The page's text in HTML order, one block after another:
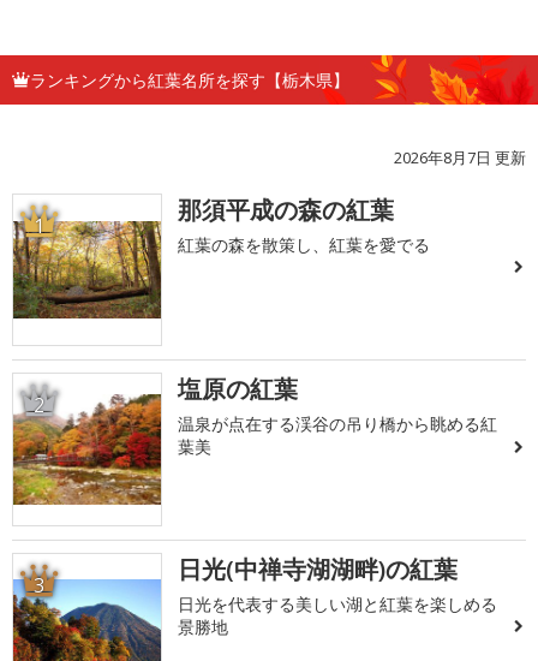
ランキングから紅葉名所を探す【栃木県】
2026年8月7日 更新
1 那須平成の森の紅葉
紅葉の森を散策し、紅葉を愛でる
2 塩原の紅葉
温泉が点在する渓谷の吊り橋から眺める紅
葉美
3 日光(中禅寺湖湖畔)の紅葉
日光を代表する美しい湖と紅葉を楽しめる
景勝地